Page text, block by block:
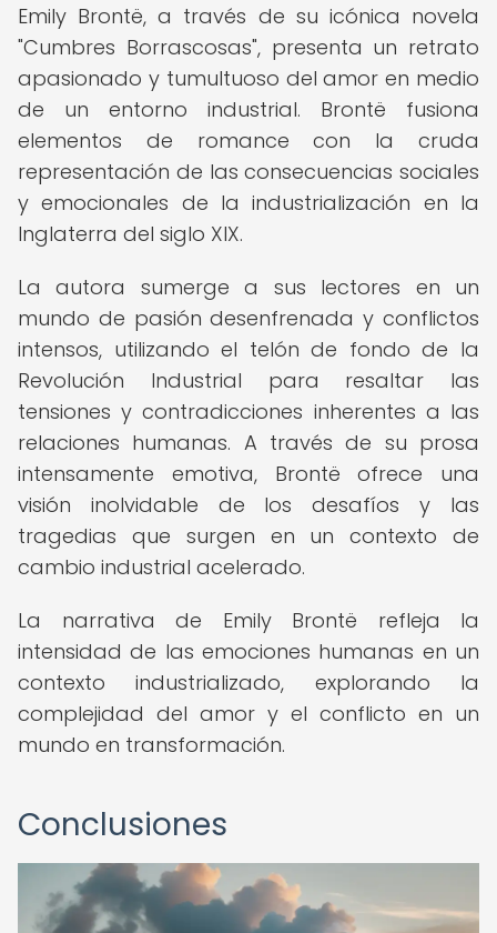
Emily Brontë, a través de su icónica novela
"Cumbres Borrascosas", presenta un retrato
apasionado y tumultuoso del amor en medio
de un entorno industrial. Brontë fusiona
elementos de romance con la cruda
representación de las consecuencias sociales
y emocionales de la industrialización en la
Inglaterra del siglo XIX.
La autora sumerge a sus lectores en un
mundo de pasión desenfrenada y conflictos
intensos, utilizando el telón de fondo de la
Revolución Industrial para resaltar las
tensiones y contradicciones inherentes a las
relaciones humanas. A través de su prosa
intensamente emotiva, Brontë ofrece una
visión inolvidable de los desafíos y las
tragedias que surgen en un contexto de
cambio industrial acelerado.
La narrativa de Emily Brontë refleja la
intensidad de las emociones humanas en un
contexto industrializado, explorando la
complejidad del amor y el conflicto en un
mundo en transformación.
Conclusiones